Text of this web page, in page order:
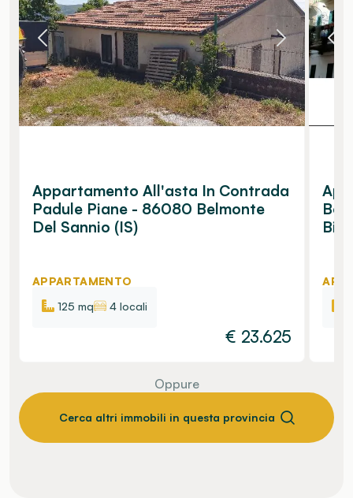
Appartamento All'asta In Contrada
Padule Piane - 86080 Belmonte
Del Sannio (IS)
APPARTAMENTO
125 mq
4 locali
€ 23.625
Oppure
Cerca altri immobili in questa provincia